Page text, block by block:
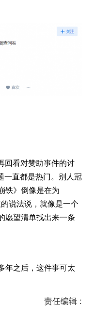
回看对赞助事件的讨
一直都是热门。别人冠
铁》倒像是在为
的说法说，就像是一个
愿望清单找出来一条
年之后，这件事可太
责任编辑 :